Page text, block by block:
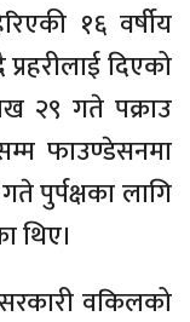
१६ वर्षीय
दिएको
२९ गते पक्राउ
फाउण्डेसनमा
पुर्पक्षका लागि
थिए।
वकिलको